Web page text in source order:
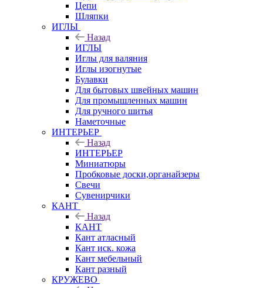
Цепи
Шляпки
ИГЛЫ
Назад
ИГЛЫ
Иглы для валяния
Иглы изогнутые
Булавки
Для бытовых швейных машин
Для промышленных машин
Для ручного шитья
Наметочные
ИНТЕРЬЕР
Назад
ИНТЕРЬЕР
Миниатюры
Пробковые доски,органайзеры
Свечи
Сувенирчики
КАНТ
Назад
КАНТ
Кант атласный
Кант иск. кожа
Кант мебельный
Кант разный
КРУЖЕВО